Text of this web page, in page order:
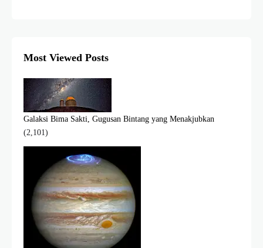
Most Viewed Posts
Galaksi Bima Sakti, Gugusan Bintang yang Menakjubkan
(2,101)